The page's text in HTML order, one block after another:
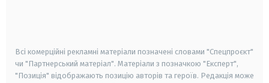
Всі комерційні рекламні матеріали позначені словами "Спецпроєкт"
чи "Партнерський матеріал". Матеріали з позначкою "Експерт",
"Позиція" відображають позицію авторів та героїв. Редакція може